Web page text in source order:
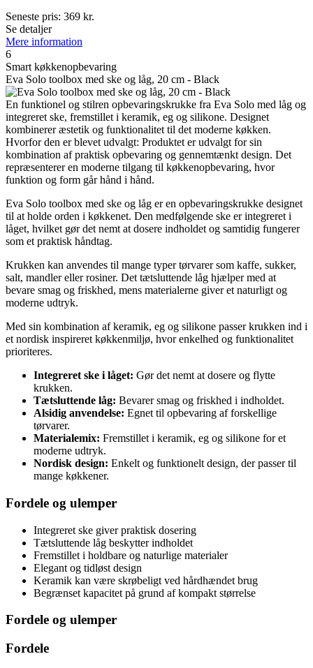
Seneste pris: 369 kr.
Se detaljer
Mere information
6
Smart køkkenopbevaring
Eva Solo toolbox med ske og låg, 20 cm - Black
En funktionel og stilren opbevaringskrukke fra Eva Solo med låg og
integreret ske, fremstillet i keramik, eg og silikone. Designet
kombinerer æstetik og funktionalitet til det moderne køkken.
Hvorfor den er blevet udvalgt: Produktet er udvalgt for sin
kombination af praktisk opbevaring og gennemtænkt design. Det
repræsenterer en moderne tilgang til køkkenopbevaring, hvor
funktion og form går hånd i hånd.
Eva Solo toolbox med ske og låg er en opbevaringskrukke designet
til at holde orden i køkkenet. Den medfølgende ske er integreret i
låget, hvilket gør det nemt at dosere indholdet og samtidig fungerer
som et praktisk håndtag.
Krukken kan anvendes til mange typer tørvarer som kaffe, sukker,
salt, mandler eller rosiner. Det tætsluttende låg hjælper med at
bevare smag og friskhed, mens materialerne giver et naturligt og
moderne udtryk.
Med sin kombination af keramik, eg og silikone passer krukken ind i
et nordisk inspireret køkkenmiljø, hvor enkelhed og funktionalitet
prioriteres.
Integreret ske i låget: Gør det nemt at dosere og flytte
krukken.
Tætsluttende låg: Bevarer smag og friskhed i indholdet.
Alsidig anvendelse: Egnet til opbevaring af forskellige
tørvarer.
Materialemix: Fremstillet i keramik, eg og silikone for et
moderne udtryk.
Nordisk design: Enkelt og funktionelt design, der passer til
mange køkkener.
Fordele og ulemper
Integreret ske giver praktisk dosering
Tætsluttende låg beskytter indholdet
Fremstillet i holdbare og naturlige materialer
Elegant og tidløst design
Keramik kan være skrøbeligt ved hårdhændet brug
Begrænset kapacitet på grund af kompakt størrelse
Fordele og ulemper
Fordele